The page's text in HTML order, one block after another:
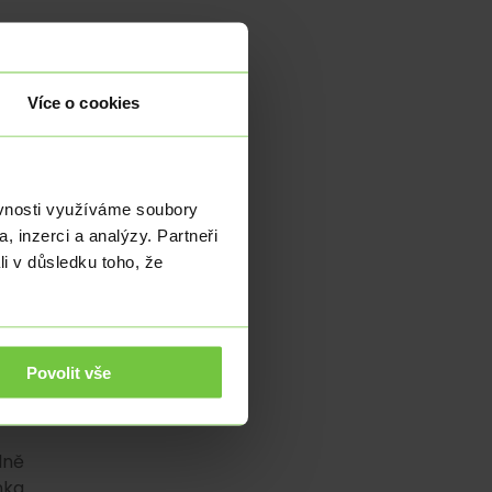
Více o cookies
využíváme soubory
inzerci a analýzy. Partneři
v důsledku toho, že
Povolit vše
K
a